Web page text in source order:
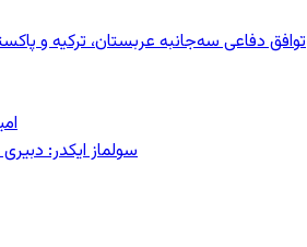
توافق دفاعی سه‌جانبه عربستان، ترکیه و
سولماز ایکدر: